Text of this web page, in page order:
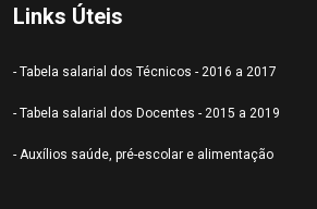
Links Úteis
- Tabela salarial dos Técnicos - 2016 a 2017
- Tabela salarial dos Docentes - 2015 a 2019
- Auxílios saúde, pré-escolar e alimentação